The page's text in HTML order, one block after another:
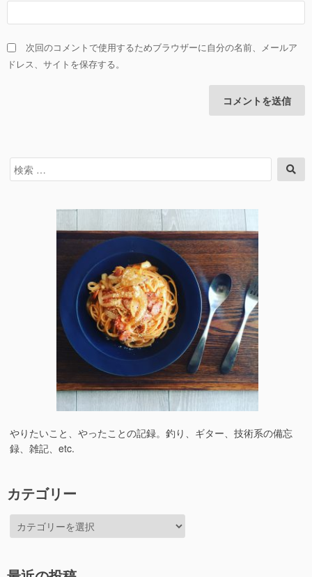
次回のコメントで使用するためブラウザーに自分の名前、メールア
ドレス、サイトを保存する。
検
索
索
やりたいこと、やったことの記録。釣り、ギター、技術系の備忘
録、雑記、etc.
カテゴリー
テ